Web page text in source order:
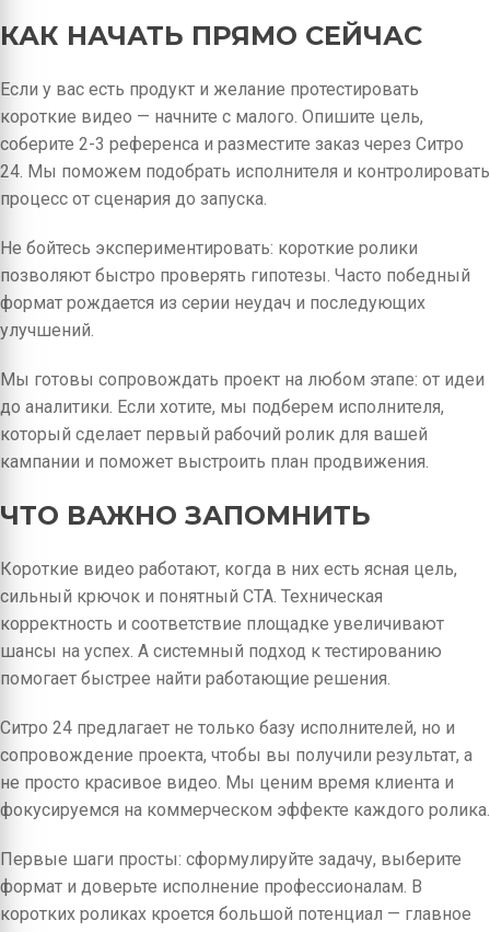
КАК НАЧАТЬ ПРЯМО СЕЙЧАС
Если у вас есть продукт и желание протестировать
короткие видео — начните с малого. Опишите цель,
соберите 2-3 референса и разместите заказ через Ситро
24. Мы поможем подобрать исполнителя и контролировать
процесс от сценария до запуска.
Не бойтесь экспериментировать: короткие ролики
позволяют быстро проверять гипотезы. Часто победный
формат рождается из серии неудач и последующих
улучшений.
Мы готовы сопровождать проект на любом этапе: от идеи
до аналитики. Если хотите, мы подберем исполнителя,
который сделает первый рабочий ролик для вашей
кампании и поможет выстроить план продвижения.
ЧТО ВАЖНО ЗАПОМНИТЬ
Короткие видео работают, когда в них есть ясная цель,
сильный крючок и понятный CTA. Техническая
корректность и соответствие площадке увеличивают
шансы на успех. А системный подход к тестированию
помогает быстрее найти работающие решения.
Ситро 24 предлагает не только базу исполнителей, но и
сопровождение проекта, чтобы вы получили результат, а
не просто красивое видео. Мы ценим время клиента и
фокусируемся на коммерческом эффекте каждого ролика.
Первые шаги просты: сформулируйте задачу, выберите
формат и доверьте исполнение профессионалам. В
коротких роликах кроется большой потенциал — главное